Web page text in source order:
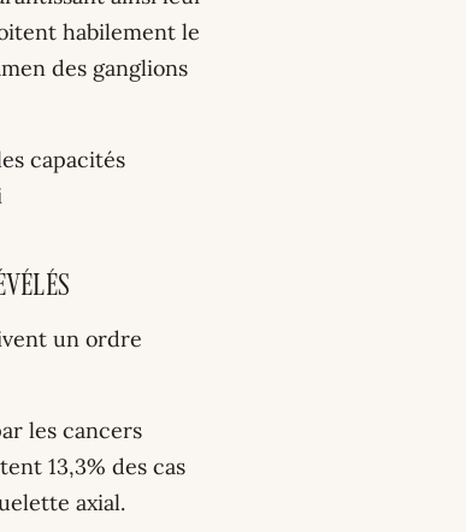
habilement le
des ganglions
capacités
un ordre
les cancers
13,3% des cas
axial.